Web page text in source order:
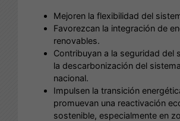
Mejoren la flexibilidad del
Favorezcan la integración de
renovables.
Contribuyan a la seguridad del
la descarbonización del
nacional.
Impulsen la transición
promuevan una reactivación
sostenible, especialmente en